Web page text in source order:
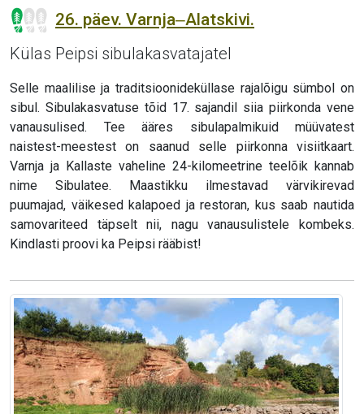
26. päev. Varnja‒Alatskivi.
Külas Peipsi sibulakasvatajatel
Selle maalilise ja traditsioonideküllase rajalõigu sümbol on
sibul. Sibulakasvatuse tõid 17. sajandil siia piirkonda vene
vanausulised. Tee ääres sibulapalmikuid müüvatest
naistest-meestest on saanud selle piirkonna visiitkaart.
Varnja ja Kallaste vaheline 24-kilomeetrine teelõik kannab
nime Sibulatee. Maastikku ilmestavad värvikirevad
puumajad, väikesed kalapoed ja restoran, kus saab nautida
samovariteed täpselt nii, nagu vanausulistele kombeks.
Kindlasti proovi ka Peipsi rääbist!